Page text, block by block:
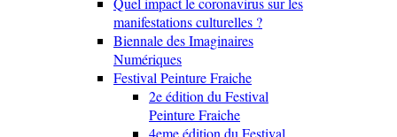
manifestations culturelles ?
Biennale des Imaginaires
Numériques
Festival Peinture Fraiche
2e édition du Festival
Peinture Fraiche